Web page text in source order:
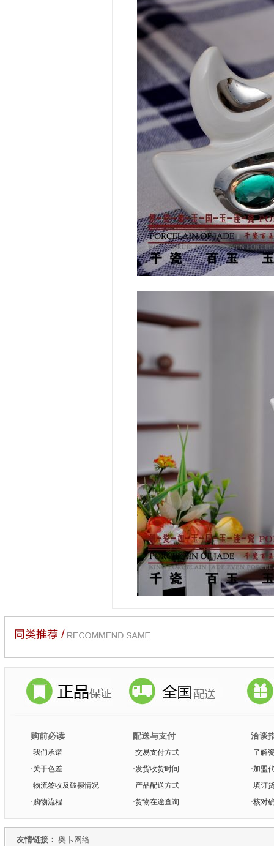
购前必读
·我们承诺
·关于色差
·物流签收及破损情况
·购物流程
配送与支付
·交易支付方式
·发货收货时间
·产品配送方式
·货物在途查询
洽谈
·了解
·加盟
·填订
·核对
友情链接： 奥卡网络